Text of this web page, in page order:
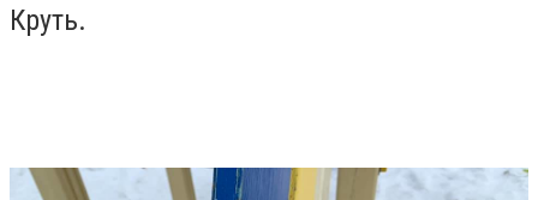
Круть.